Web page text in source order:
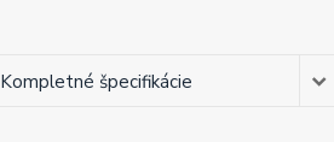
Kompletné špecifikácie